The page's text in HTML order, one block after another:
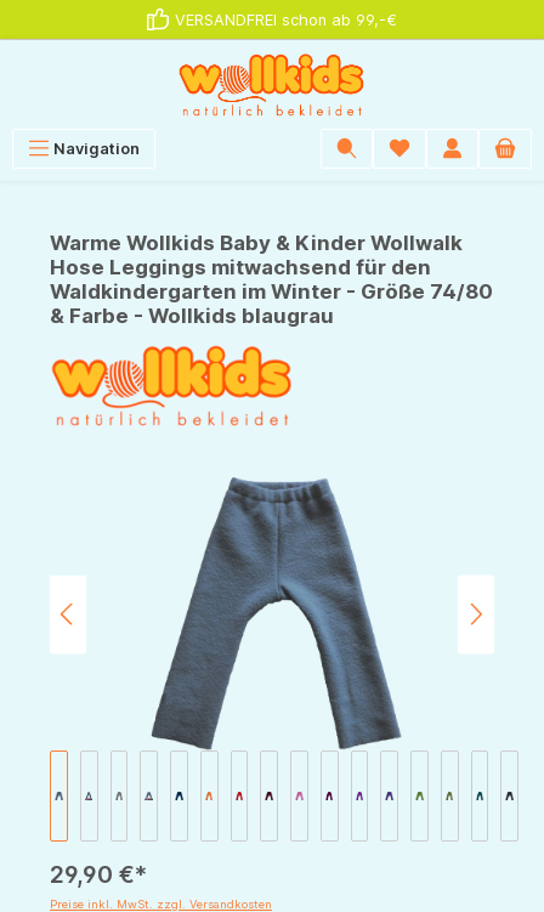
VERSANDFREI schon ab 99,-€
Navigation
Warme Wollkids Baby & Kinder Wollwalk
Hose Leggings mitwachsend für den
Waldkindergarten im Winter - Größe 74/80
& Farbe - Wollkids blaugrau
Bildergalerie überspringen
29,90 €*
Preise inkl. MwSt. zzgl. Versandkosten